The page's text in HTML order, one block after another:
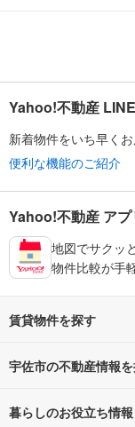
Yahoo!不動産
新着物件をいち早くお
便利な機能のご紹介
Yahoo!不動産 アプ
地図でサクッ
物件比較が手
賃貸物件を探す
路線・駅から探す
通勤時間から探す
宇佐市の不動産情報
不動産・住宅
暮らしのお役立ち情報